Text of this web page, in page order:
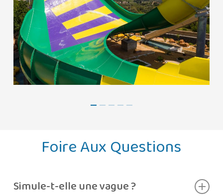
Foire Aux Questions
Simule-t-elle une vague ?